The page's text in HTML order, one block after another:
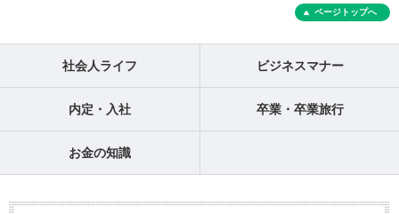
ページトップへ
社会人ライフ ビジネスマナー
内定・入社 卒業・卒業旅行
お金の知識